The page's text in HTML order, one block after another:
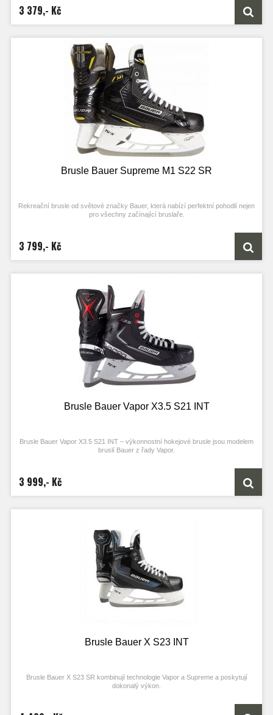
3 379,- Kč
Brusle Bauer Supreme M1 S22 SR
Rekreační brusle od světové značky Bauer, která nabízí perfektní pohodlí nejen
pro všechny začínající bruslaře.
3 799,- Kč
Brusle Bauer Vapor X3.5 S21 INT
Brusle Bauer Vapor X3.5 S21 INT – výkonnostní hokejové brusle jsou modelem
bruslí Bauer z řady Vapor.
3 999,- Kč
Brusle Bauer X S23 INT
Brusle Bauer X S23 SR kombinují technologie Vapor a Supreme a poskytují
dokonalý výkon.